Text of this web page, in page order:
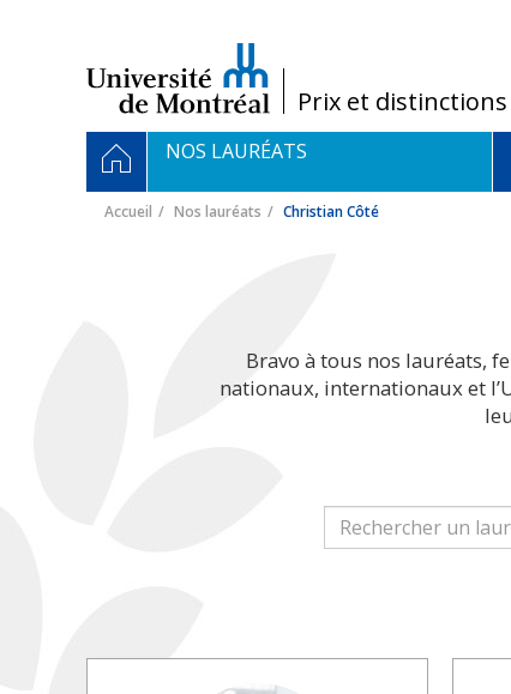
/Prix et distinctions
Navigation
principale
ACCUEIL
NOS LAURÉATS
Accueil Nos lauréats Christian Côté
Bravo à tous nos lauréats,
nationaux, internationaux et